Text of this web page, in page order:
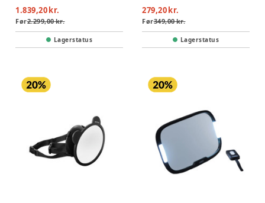
1.839,20 kr.
Før2.299,00 kr.
Lagerstatus
279,20 kr.
Før349,00 kr.
Lagerstatus